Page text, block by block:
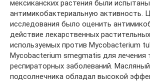
мексиканских растения были
антимикобактериальную активность.
исследования было оценить
действие лекарственных
используемых против Mycobacterium
Mycobacterium smegmatis для лечения
респираторных заболеваний.
подсолнечника обладал высокой